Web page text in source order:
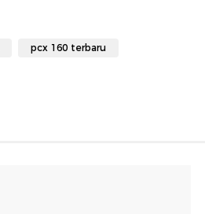
pcx 160 terbaru